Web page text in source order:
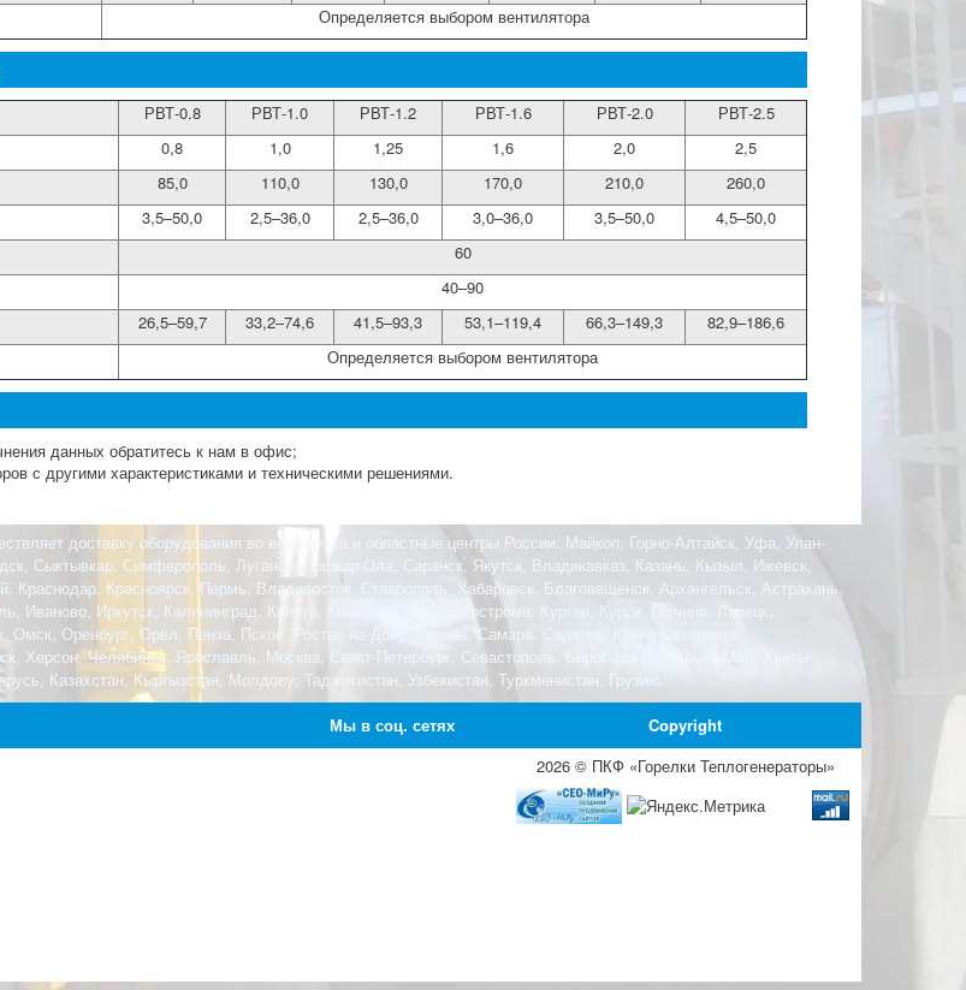
Определяется выбором вентилятора
РВТ-0.8 РВТ-1.0 РВТ-1.2 РВТ-1.6 РВТ-2.0
РВТ-2.5
0,8 1,0 1,25 1,6 2,0
2,5
85,0 110,0 130,0 170,0 210,0
260,0
3,5–50,0 2,5–36,0 2,5–36,0 3,0–36,0 3,5–50,0
4,5–50,0
60
40–90
26,5–59,7 33,2–74,6 41,5–93,3 53,1–119,4 66,3–149,3
82,9–186,6
Определяется выбором вентилятора
данных обратитесь к нам в офис;
с другими характеристиками и техническими решениями.
доставку оборудования во все города и областные центры России: Майкоп, Горно-Алтайск, Уфа, Улан-
Сыктывкар, Симферополь, Луганск, Йошкар-Ола, Саранск, Якутск, Владикавказ, Казань, Кызыл, Ижевск,
Краснодар, Красноярск, Пермь, Владивосток, Ставрополь, Хабаровск, Благовещенск, Архангельск, Астрахань,
Иркутск, Калининград, Калуга, Кемерово, Киров, Кострома, Курган, Курск, Гатчина, Липецк,
Оренбург, Орёл, Пенза, Псков, Ростов-на-Дону, Рязань, Самара, Саратов, Южно-Сахалинск,
Херсон, Челябинск, Ярославль, Москва, Санкт-Петербург, Севастополь, Биробиджан, Нарьян-Мар, Ханты-
Казахстан, Кыргызстан, Молдову, Таджикистан, Узбекистан, Туркменистан, Грузию.
Мы в соц. сетях
Copyright
2026 © ПКФ «Горелки Теплогенераторы»